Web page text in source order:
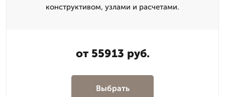
конструктивом, узлами и расчетами.
от 55913 руб.
Выбрать